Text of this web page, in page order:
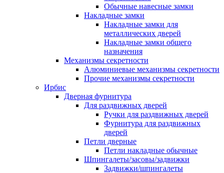
Обычные навесные замки
Накладные замки
Накладные замки для
металлических дверей
Накладные замки общего
назначения
Механизмы секретности
Алюминиевые механизмы секретности
Прочие механизмы секретности
Ирбис
Дверная фурнитура
Для раздвижных дверей
Ручки для раздвижных дверей
Фурнитура для раздвижных
дверей
Петли дверные
Петли накладные обычные
Шпингалеты/засовы/задвижки
Задвижки/шпингалеты